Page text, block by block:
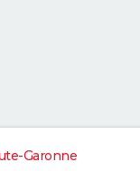
Garonne